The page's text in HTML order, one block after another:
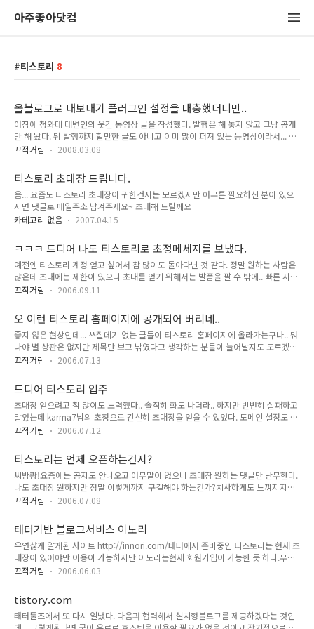
아주좋아닷컴
티스토리 8
올블로그로 내보내기 플러그인 설정을 대충했더니만..
아침에 청와대 대변인의 웃긴 동영상 글을 작성했다. 발행은 해 놓지 않고 그냥 공개
만 해 놨다. 뭐 발행까지 할만한 글도 아니고 이미 많이 퍼져 있는 동영상이라서... 리
퍼러로그를 봤는데 올블로그에서 접속된 흔적들이 꽤 많아서 놀람. 이유가 뭘까? 이
그로 내보내기 플러그인의 기본값이 공개만 해도 올블로그로 전송되게 되어 있었던
것이다. 지금은 발행을 해야만 올블로그로 전송되게 바꿨고, 개인적으로 발행은 잘
안하니까 별로 영양가도 없는 글이 올블로그 및 티스토리로 전송되지는 않을 것임.
아무튼 갑자기 올블로그에서 많이 접속해 오는 것을 보니 조금 당황했고, 역시나 올
블로그 인기가 많긴 많은가보다 라고 생각됨
끄적거림 2008.03.08
티스토리 초대장 드립니다.
음... 요즘도 티스토리 초대장이 귀한건지는 모르겠지만 아무튼 필요하신 분이 있으
시면 댓글로 메일주소 남겨주세요~ 초대해 드릴께요
카테고리 없음
2007.04.15
ㅋㅋㅋ 드디어 나도 티스토리로 초정메세지를 보냈다.
예전엔 티스토리 계정 얻고 싶어서 참 많이도 돌아다닌 것 같다. 정말 원하는 사람은
많은데 초대에는 제한이 있으니 초대를 얻기 위해서는 발품을 팔 수 밖에.. 빠른 시일
내에 정식서비스나 제공되면 좋겠구만.. 아직까지 뭔가 해결이 덜 된듯..티스토리 공
으면 좋겠삼~ ㅋㅋ
끄적거림 2006.09.11
오 이런 티스토리 홈페이지에 공개되어 버리네..
좋지 않은 현상인데... 쓰잘데기 없는 글들이 티스토리 홈페이지에 올라가는구나.. 뭐
나야 별 상관은 없지만 제목만 보고 낚였다고 생각하는 분들이 늘어날지도 모르겠
군.. 보호나 비밀글로 해놓으면 로그인한 상태에서만 볼 수 있으니 이것도 불편하고..
끄적거림 2006.07.13
드디어 티스토리 입주
초대장 얻으려고 참 많이도 노력했다.. 솔직히 화도 나더라.. 하지만 빈번히 실패하고
말았는데 karma7님의 초청으로 간신히 초대장을 얻을 수 있었다. 도메인 설정도 마
쳤고, 잘 쓰는 일만 남았다. 스킨편집이라던가 몇몇 불편한 점(플러그인등 내맘대로
큰 장점이 되겠다. 도메인 설정은 dns가 변경되는데 시간이 걸리므로 언제쯤 될지 모
르겠지만 설정에 이상이 없다면 곧 가능하리라 본다. 물론 설정을 잘못했으면 낭패
ㅡ.ㅡ
끄적거림 2006.07.12
티스토리는 언제 오픈하는건지?
씨밤쾅!요즘에는 공지도 안나오고 아무말이 없으니 초대장 원하는 댓글만 난무한다.
나도 초대장 원하지만 정말 이렇게까지 구걸해야 하는건가?치사하게도 느껴지지만
첫 블로그를 태터로 했으니 다른 블로그로 옮기기 힘들고옮긴다고 해도 특별히 좋아
고 정식오픈이나 했으면 한다.
끄적거림 2006.07.08
태터기반 블로그서비스 이노리
우연찮게 알게된 사이트 http://innori.com/태터에서 준비중인 티스토리는 현재 초
대장이 있어야만 이용이 가능하지만 이노리는현재 회원가입이 가능한 듯 하다.무제
한 용량, 트래픽이라는 장점을 가지고 있고 곧 도메인 포워딩도 서비스된다고 하는데
뿐 아직까지 언제 정식서비스가제공될지 몰라 내심 기대만 하고 있지만 어디든지 도
메인포워딩 지원되는 것만 지원된다면 옮기고 싶은건 사실이다.
끄적거림 2006.06.03
tistory.com
태터툴즈에서 또 다시 일냈다. 다음과 협력해서 설치형블로그를 제공하겠다는 것인